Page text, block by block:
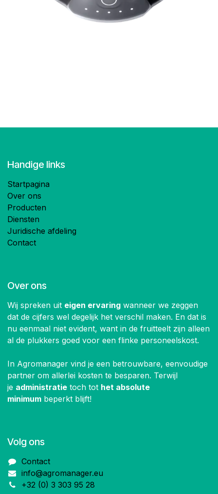
Handige links
Startpagina
Over ons
Producten
Diensten
Juridische afdeling
Contact
Over ons
Wij spreken uit eigen ervaring wanneer we zeggen
dat de cijfers wel degelijk het verschil maken. En dat is
nu eenmaal niet evident, want in de fruitteelt zijn alleen
al de plukkers goed voor een flinke personeelskost.
In Agromanager vind je een betrouwbare, eenvoudige
partner om allerlei kosten te besparen. Terwijl
je administratie toch tot het absolute
minimum beperkt blijft!
Volg ons
Contact
info@agromanager.eu
+32 (0) 3 303 95 28